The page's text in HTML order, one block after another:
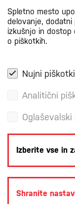
Spletno mesto
delovanje, dodatni
izkušnjo in dostop
o piškotkih.
Nujni piškotki
Analitični
Izberite vse in
Shranite